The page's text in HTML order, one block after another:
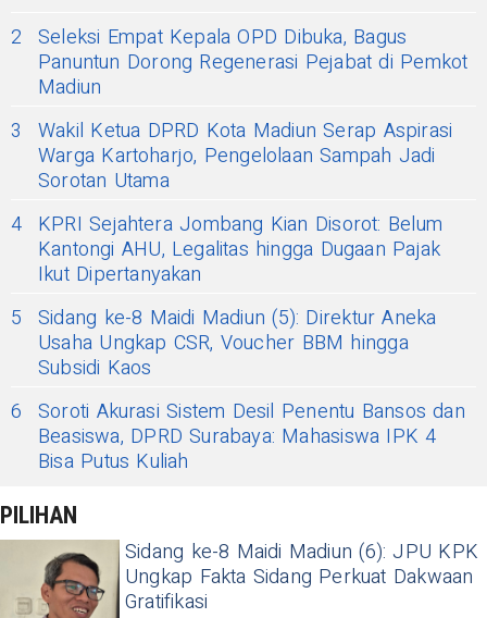
2 Seleksi Empat Kepala OPD Dibuka, Bagus
Panuntun Dorong Regenerasi Pejabat di Pemkot
Madiun
3
Wakil Ketua DPRD Kota Madiun Serap Aspirasi
Warga Kartoharjo, Pengelolaan Sampah Jadi
Sorotan Utama
4 KPRI Sejahtera Jombang Kian Disorot: Belum
Kantongi AHU, Legalitas hingga Dugaan Pajak
Ikut Dipertanyakan
5 Sidang ke-8 Maidi Madiun (5): Direktur Aneka
Usaha Ungkap CSR, Voucher BBM hingga
Subsidi Kaos
6 Soroti Akurasi Sistem Desil Penentu Bansos dan
Beasiswa, DPRD Surabaya: Mahasiswa IPK 4
Bisa Putus Kuliah
PILIHAN
Sidang ke-8 Maidi Madiun (6): JPU KPK
Ungkap Fakta Sidang Perkuat Dakwaan
Gratifikasi